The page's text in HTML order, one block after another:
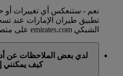
نعم - ستنعكس أي تغييرات أو
تطبيق طيران الإمارات عند
الشبكي emirates.com على متصفح جهازكم المتحرك.
لدي بعض الملاحظات عن
كيف يمكنني